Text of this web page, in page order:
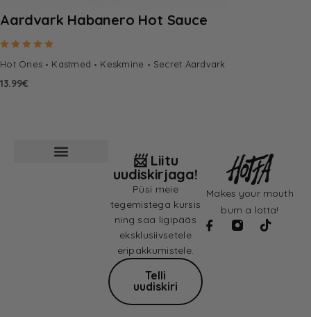
Aardvark Habanero Hot Sauce
Hot Ones Kastmed Keskmine Secret Aardvark
13.99€
Makes your mouth
burn a lotta!
📨 Liitu
uudiskirjaga!
Püsi meie
tegemistega kursis
ning saa ligipääs
eksklusiivsetele
eripakkumistele.
Telli
uudiskiri